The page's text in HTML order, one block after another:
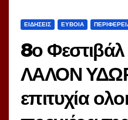
ΕΙΔΗΣΕΙΣ ΕΥΒΟΙΑ
8ο
ΛΑΛΟΝ
επιτυχία